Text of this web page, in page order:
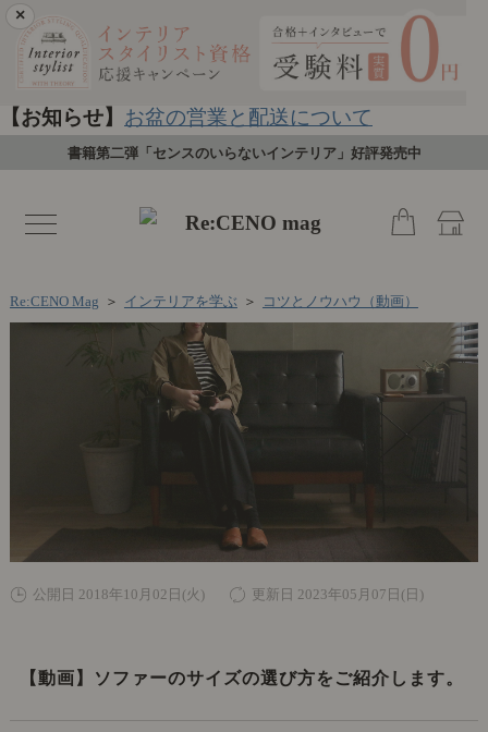
×
【お知らせ】 お盆の営業と配送について
書籍第二弾「センスのいらないインテリア」好評発売中
toggle
navigation
Re:CENO Mag ＞ インテリアを学ぶ ＞ コツとノウハウ（動画）
公開日 2018年10月02日(火) 更新日 2023年05月07日(日)
【動画】ソファーのサイズの選び方をご紹介します。